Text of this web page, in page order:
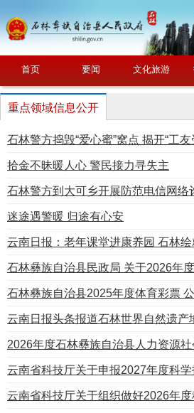
首页 要闻 文化旅游
重点领域信息公开
石林警方捣毁“爱心蜜”窝点 揭开“工友
局
拾金不昧暖人心 警民接力寻失主
石林警方到大可乡开展防范电信网络
识专题讲座
迷途遇警暖 归途有心安
云南日报：老年课堂进康养园 石林
乐学养老新图景
石林彝族自治县民政局 关于2026年
域“双随机、一公开”及“一业一查”抽
石林彝族自治县2025年度体育彩票
用情况公告
云南日报头条报道石林世界自然遗产
护与发展之路
2026年度石林彝族自治县人力资源
领域“双随机、一公开”抽查计划公示
云南省科技厅关于申报2027年度科
及专项的通知
云南省科技厅关于组织做好2026年度